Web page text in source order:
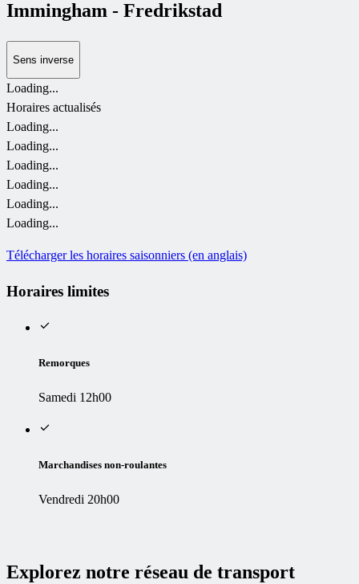
Immingham - Fredrikstad
Sens inverse
Loading...
Horaires actualisés
Loading...
Loading...
Loading...
Loading...
Loading...
Loading...
Télécharger les horaires saisonniers (en anglais)
Horaires limites
Remorques
Samedi 12h00
Marchandises non-roulantes
Vendredi 20h00
Explorez notre réseau de transport